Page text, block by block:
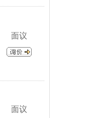
面议
面议